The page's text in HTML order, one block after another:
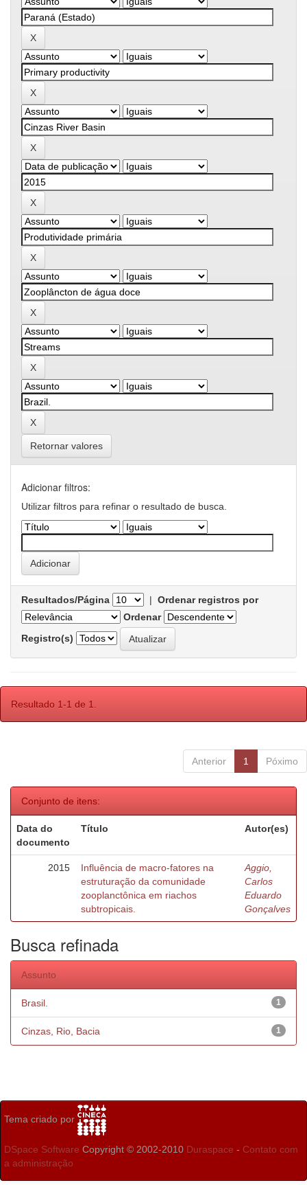
Retornar valores
Adicionar filtros:
Utilizar filtros para refinar o resultado de busca.
Resultados/Página | Ordenar registros por
Ordenar
Registro(s)
Resultado 1-1 de 1.
Anterior 1 Póximo
Conjunto de itens:
Data do
documento
Título Autor(es)
2015
Influência de macro-fatores na
estruturação da comunidade
zooplanctônica em riachos
subtropicais.
Aggio,
Carlos
Eduardo
Gonçalves
Busca refinada
Assunto
1
Brasil.
1
Cinzas, Rio, Bacia
Tema criado por
DSpace Software Copyright © 2002-2010 Duraspace - Contato com
a administração